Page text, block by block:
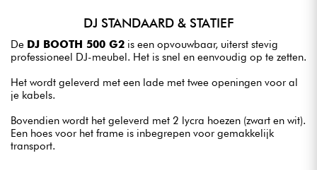
DJ STANDAARD & STATIEF
De DJ BOOTH 500 G2 is een opvouwbaar, uiterst stevig
professioneel DJ-meubel. Het is snel en eenvoudig op te zetten.
Het wordt geleverd met een lade met twee openingen voor al
je kabels.
Bovendien wordt het geleverd met 2 lycra hoezen (zwart en wit).
Een hoes voor het frame is inbegrepen voor gemakkelijk
transport.